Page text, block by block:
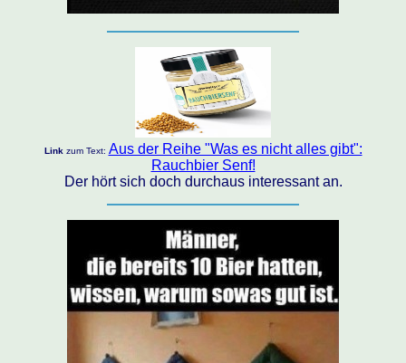
Linkzum Text: Aus der Reihe "Was es nicht alles gibt":
Rauchbier Senf!
Der hört sich doch durchaus interessant an.